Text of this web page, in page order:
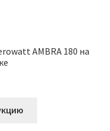
AMBRA 180 на